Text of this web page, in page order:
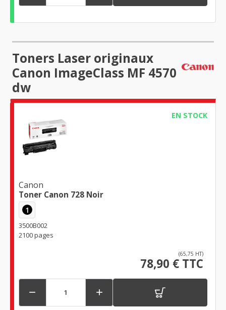
Toners Laser originaux
Canon ImageClass MF 4570
dw
EN STOCK
Canon
Toner Canon 728 Noir
1
3500B002
2100 pages
(65,75 HT)
78,90 € TTC
 